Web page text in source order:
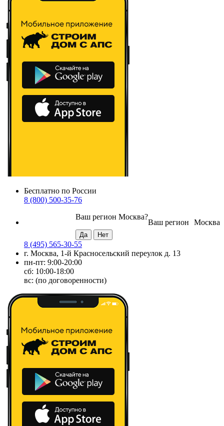
Бесплатно по России
8 (800) 500-35-76
Москва
Ваш регион
Ваш регион Москва?
8 (495) 565-30-55
г. Москва, 1-й Красносельский переулок д. 13
пн-пт: 9:00-20:00
сб: 10:00-18:00
вс: (по договоренности)